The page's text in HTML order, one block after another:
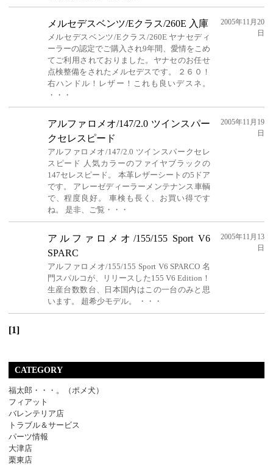
メルセデスベンツ/Eクラス/260E 入庫
メルセデスベンツ/Eクラス/260E ヤナセディ
ーラーの認定でご購入され9年間、愛情をこめ
てご利用されておりました。ヤナセのお任せ
点検整備をされたメルセデスです。 ２６０！
右ハンドル！レザー！これも良いデスネ。
・・・
2005年11月20
日
アルファロメオ/147/2.0 ツインスパー
クセレスピード
アルファロメオ/147/2.0 ツインスパークセレ
スピード 人気カラーのファイヤブラックの
147セレスピード。 本革レザーシートの5ドア
です。 アレーゼディーラーメンテナンス車輌
で、程度良好。 車検も長く、お買い得です
ね。 是非、ご覧・・・
2005年11月19
日
アルファロメオ/155/155 Sport V6
SPARC
アルファロメオ/155/155 Sport V6 SPARCO 名
門スパルコが、リリースした155 V6 Edition！
生産台数数台、日本国内はこの一台のみと思
います。 超希少モデル。 ・・・
2005年11月13
日
[1]
CATEGORY
福太郎・・・。（ポメ犬）
フィアット
バレンテリア店
トラブル＆サービス
パーツ情報
大津店
栗東店